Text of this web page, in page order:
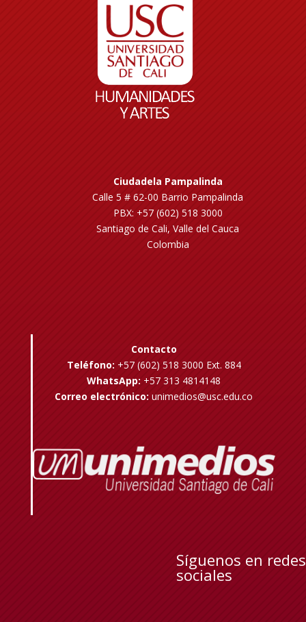
Ciudadela Pampalinda
Calle 5 # 62-00 Barrio Pampalinda
PBX: +57 (602) 518 3000
Santiago de Cali, Valle del Cauca
Colombia
Contacto
Teléfono: +57 (602) 518 3000 Ext. 884
WhatsApp: +57 313 4814148
Correo electrónico: unimedios@usc.edu.co
Síguenos en redes
sociales